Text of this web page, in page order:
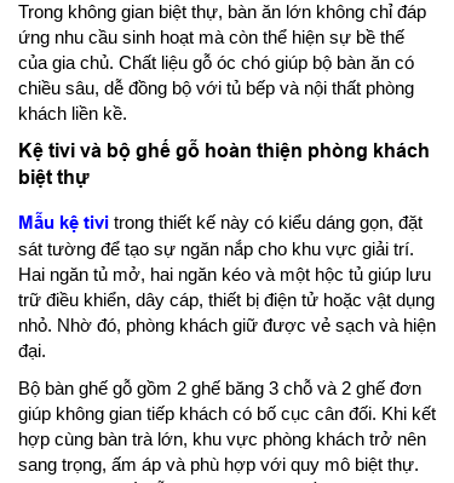
Trong không gian biệt thự, bàn ăn lớn không chỉ đáp
ứng nhu cầu sinh hoạt mà còn thể hiện sự bề thế
của gia chủ. Chất liệu gỗ óc chó giúp bộ bàn ăn có
chiều sâu, dễ đồng bộ với tủ bếp và nội thất phòng
khách liền kề.
Kệ tivi và bộ ghế gỗ hoàn thiện phòng khách
biệt thự
Mẫu kệ tivi trong thiết kế này có kiểu dáng gọn, đặt
sát tường để tạo sự ngăn nắp cho khu vực giải trí.
Hai ngăn tủ mở, hai ngăn kéo và một hộc tủ giúp lưu
trữ điều khiển, dây cáp, thiết bị điện tử hoặc vật dụng
nhỏ. Nhờ đó, phòng khách giữ được vẻ sạch và hiện
đại.
Bộ bàn ghế gỗ gồm 2 ghế băng 3 chỗ và 2 ghế đơn
giúp không gian tiếp khách có bố cục cân đối. Khi kết
hợp cùng bàn trà lớn, khu vực phòng khách trở nên
sang trọng, ấm áp và phù hợp với quy mô biệt thự.